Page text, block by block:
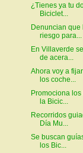
¿Tienes ya tu
Biciclet...
Denuncian que
riesgo para...
En Villaverde
de acera...
Ahora voy a
los coche...
Promociona
la Bicic...
Recorridos
Día Mu...
Se buscan
los Bic...